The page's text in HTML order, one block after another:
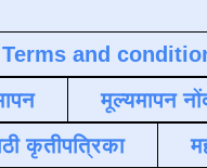
Terms and
मूल्यमापन
कृतीपत्रिका